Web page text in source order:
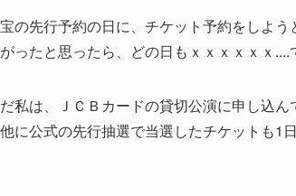
の先行予約の日に、チケット予約をしよ
ったと思ったら、どの日もｘｘｘｘｘｘ....
私は、ＪＣＢカードの貸切公演に申し込
他に公式の先行抽選で当選したチケットも1日